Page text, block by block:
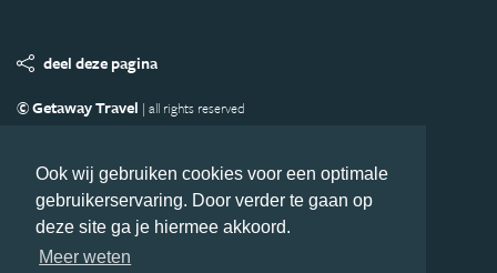
Ook wij gebruiken cookies voor een optimale
gebruikerservaring. Door verder te gaan op
deze site ga je hiermee akkoord.
Meer weten
deel deze pagina
© Getaway Travel | all rights reserved
Copyright
Privacy statement Disclaimer
Cookies
Volg Australie.nl
Nieuwsbrief
Facebook